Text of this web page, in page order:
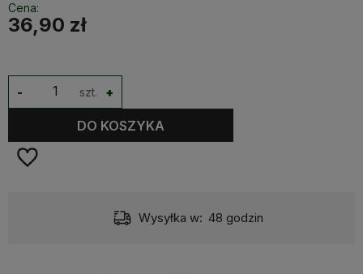
Cena:
36,90 zł
szt. +
-
DO KOSZYKA
Wysyłka w: 48 godzin